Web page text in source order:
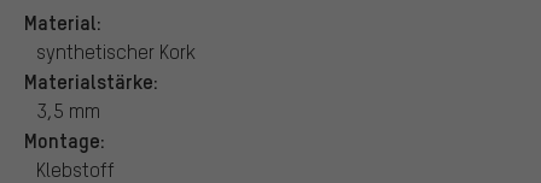
Material:
synthetischer Kork
Materialstärke:
3,5 mm
Montage:
Klebstoff